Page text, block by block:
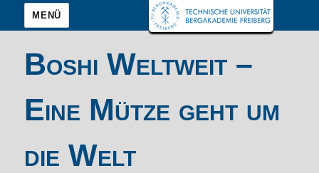
MENÜ
Boshi Weltweit –
Eine Mütze geht um
die Welt